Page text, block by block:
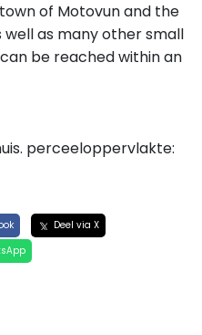
of Motovun and the
well as many other small
be reached within an
perceeloppervlakte:
Deel via X